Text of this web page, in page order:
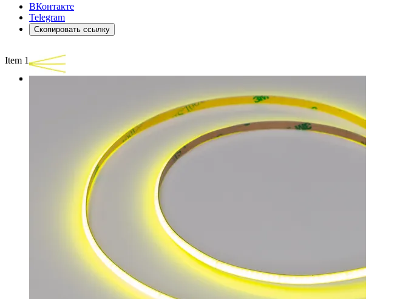
ВКонтакте
Telegram
Скопировать ссылку
Item 1 of 3